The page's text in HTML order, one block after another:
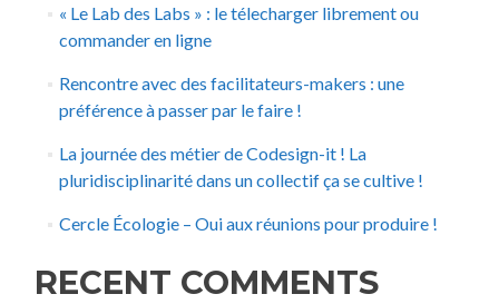
« Le Lab des Labs » : le télecharger librement ou
commander en ligne
Rencontre avec des facilitateurs-makers : une
préférence à passer par le faire !
La journée des métier de Codesign-it ! La
pluridisciplinarité dans un collectif ça se cultive !
Cercle Écologie – Oui aux réunions pour produire !
RECENT COMMENTS